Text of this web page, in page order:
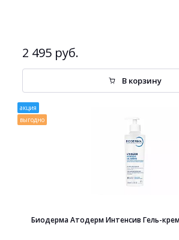
2 495 руб.
В корзину
акция
выгодно
Биодерма Атодерм Интенсив Гель-